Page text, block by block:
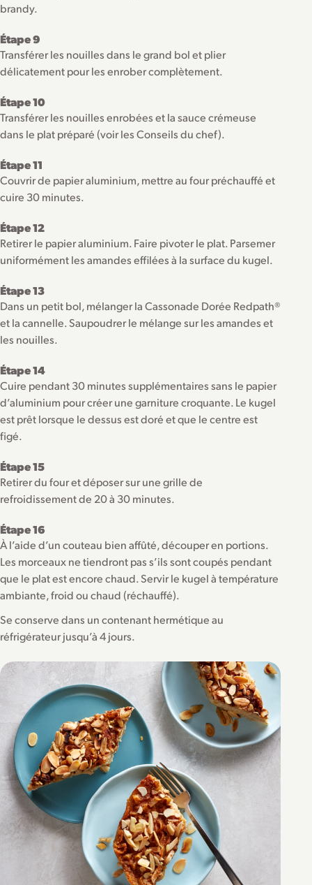
brandy.
Étape 9
Transférer les nouilles dans le grand bol et plier
délicatement pour les enrober complètement.
Étape 10
Transférer les nouilles enrobées et la sauce crémeuse
dans le plat préparé (voir les Conseils du chef).
Étape 11
Couvrir de papier aluminium, mettre au four préchauffé et
cuire 30 minutes.
Étape 12
Retirer le papier aluminium. Faire pivoter le plat. Parsemer
uniformément les amandes effilées à la surface du kugel.
Étape 13
Dans un petit bol, mélanger la Cassonade Dorée Redpath®
et la cannelle. Saupoudrer le mélange sur les amandes et
les nouilles.
Étape 14
Cuire pendant 30 minutes supplémentaires sans le papier
d’aluminium pour créer une garniture croquante. Le kugel
est prêt lorsque le dessus est doré et que le centre est
figé.
Étape 15
Retirer du four et déposer sur une grille de
refroidissement de 20 à 30 minutes.
Étape 16
À l’aide d’un couteau bien affûté, découper en portions.
Les morceaux ne tiendront pas s’ils sont coupés pendant
que le plat est encore chaud. Servir le kugel à température
ambiante, froid ou chaud (réchauffé).
Se conserve dans un contenant hermétique au
réfrigérateur jusqu’à 4 jours.